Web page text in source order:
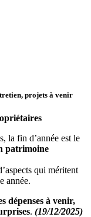
projets à venir
la fin d’année est le
patrimoine
qui méritent
année.
dépenses à venir,
. (19/12/2025)